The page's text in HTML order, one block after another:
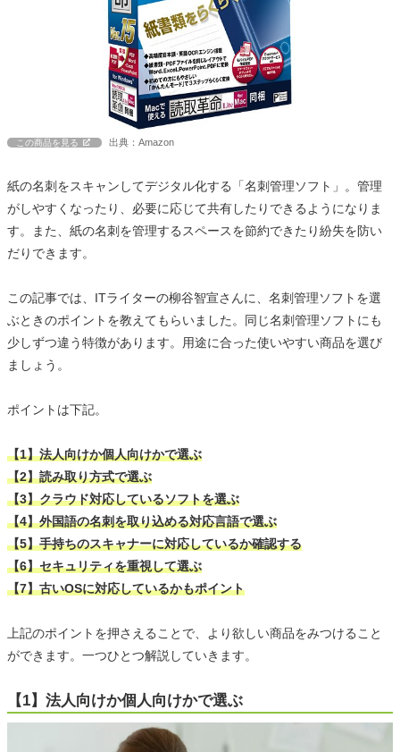
この商品を見る 出典：Amazon
紙の名刺をスキャンしてデジタル化する「名刺管理ソフト」。管理
がしやすくなったり、必要に応じて共有したりできるようになりま
す。また、紙の名刺を管理するスペースを節約できたり紛失を防い
だりできます。
この記事では、ITライターの柳谷智宣さんに、名刺管理ソフトを選
ぶときのポイントを教えてもらいました。同じ名刺管理ソフトにも
少しずつ違う特徴があります。用途に合った使いやすい商品を選び
ましょう。
ポイントは下記。
【1】法人向けか個人向けかで選ぶ
【2】読み取り方式で選ぶ
【3】クラウド対応しているソフトを選ぶ
【4】外国語の名刺を取り込める対応言語で選ぶ
【5】手持ちのスキャナーに対応しているか確認する
【6】セキュリティを重視して選ぶ
【7】古いOSに対応しているかもポイント
上記のポイントを押さえることで、より欲しい商品をみつけること
ができます。一つひとつ解説していきます。
【1】法人向けか個人向けかで選ぶ